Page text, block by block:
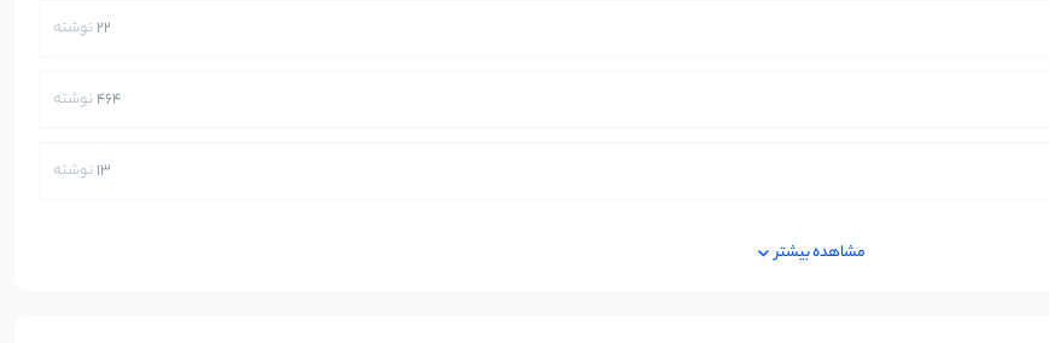
22نوشته
464نوشته
13نوشته
مشاهده بیشتر